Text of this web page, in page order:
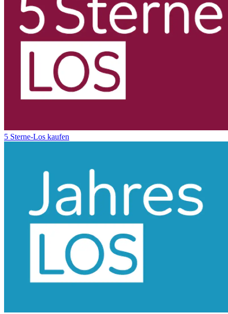
5 Sterne-Los kaufen